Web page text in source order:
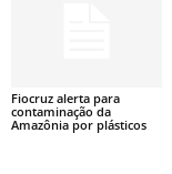
Fiocruz alerta para
contaminação da
Amazônia por plásticos